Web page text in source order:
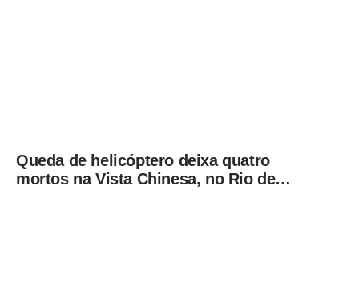
Queda de helicóptero deixa quatro
mortos na Vista Chinesa, no Rio de